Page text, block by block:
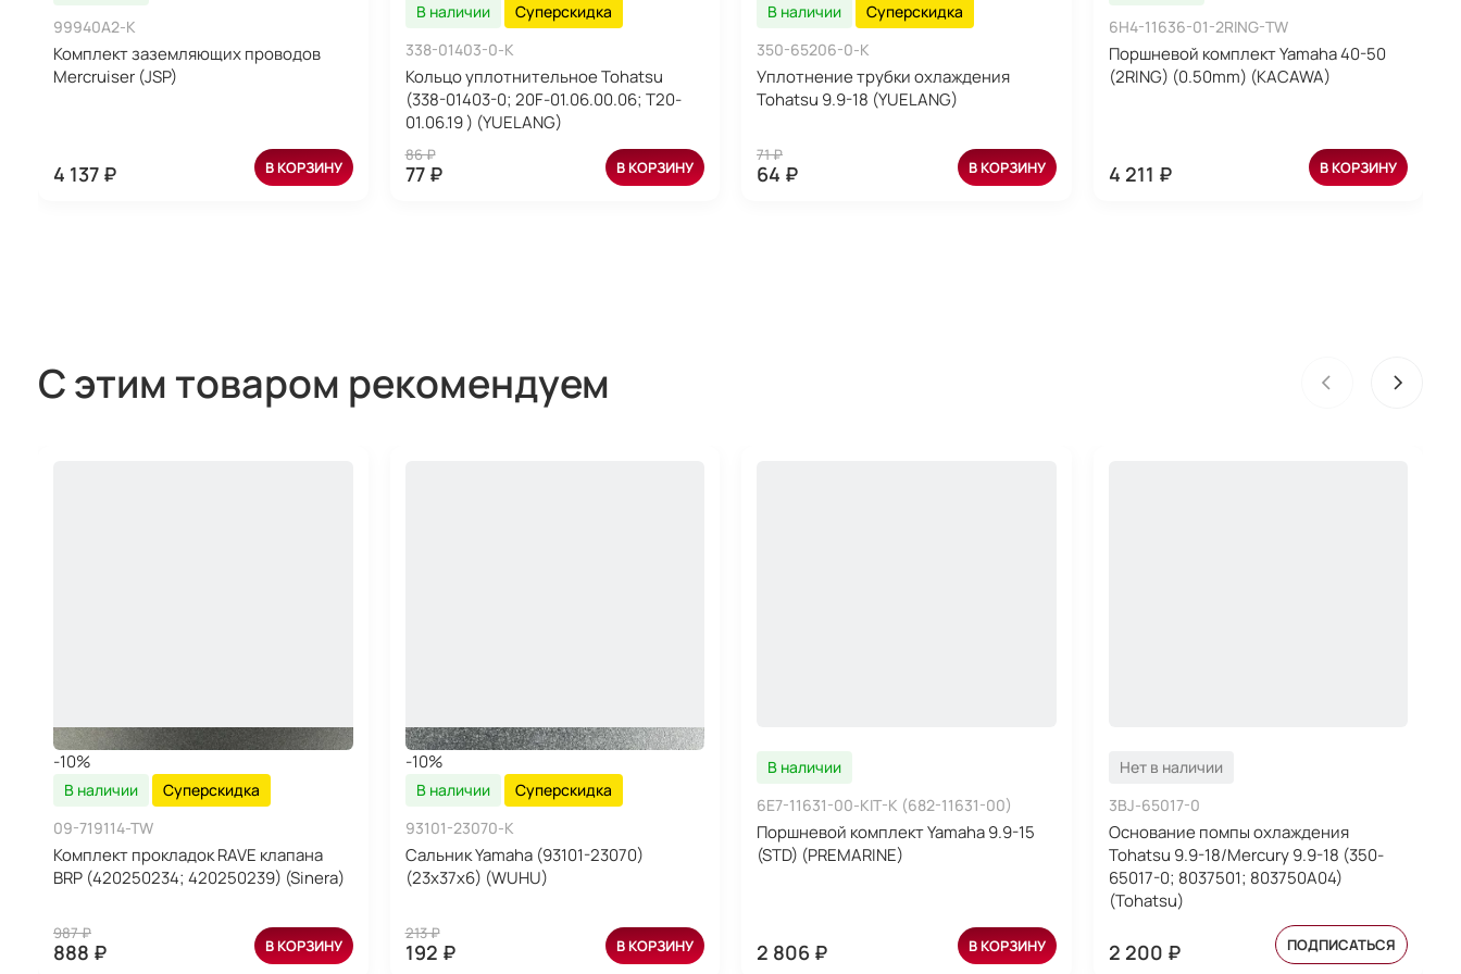
99940A2-K
Комплект заземляющих проводов
Mercruiser (JSP)
4 137 ₽ В КОРЗИНУ
В наличии
Суперскидка
338-01403-0-K
Кольцо уплотнительное Tohatsu
(338-01403-0; 20F-01.06.00.06; T20-
01.06.19 ) (YUELANG)
86 ₽
77 ₽ В КОРЗИНУ
В наличии
Суперскидка
350-65206-0-K
Уплотнение трубки охлаждения
Tohatsu 9.9-18 (YUELANG)
71 ₽
64 ₽ В КОРЗИНУ
6H4-11636-01-2RING-TW
Поршневой комплект Yamaha 40-50
(2RING) (0.50mm) (KACAWA)
4 211 ₽ В КОРЗИНУ
С этим товаром рекомендуем
-10%
В наличии
Суперскидка
09-719114-TW
Комплект прокладок RAVE клапана
BRP (420250234; 420250239) (Sinera)
987 ₽
888 ₽ В КОРЗИНУ
-10%
В наличии
Суперскидка
93101-23070-K
Сальник Yamaha (93101-23070)
(23x37x6) (WUHU)
213 ₽
192 ₽ В КОРЗИНУ
В наличии
6E7-11631-00-KIT-K (682-11631-00)
Поршневой комплект Yamaha 9.9-15
(STD) (PREMARINE)
2 806 ₽ В КОРЗИНУ
Нет в наличии
3BJ-65017-0
Основание помпы охлаждения
Tohatsu 9.9-18/Mercury 9.9-18 (350-
65017-0; 8037501; 803750A04)
(Tohatsu)
2 200 ₽ ПОДПИСАТЬСЯ